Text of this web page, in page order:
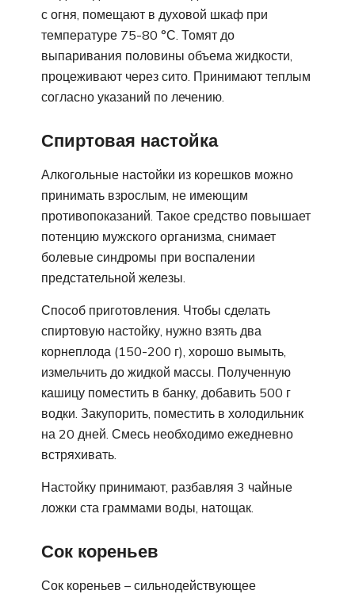
с огня, помещают в духовой шкаф при
температуре 75-80 °С. Томят до
выпаривания половины объема жидкости,
процеживают через сито. Принимают теплым
согласно указаний по лечению.
Спиртовая настойка
Алкогольные настойки из корешков можно
принимать взрослым, не имеющим
противопоказаний. Такое средство повышает
потенцию мужского организма, снимает
болевые синдромы при воспалении
предстательной железы.
Способ приготовления. Чтобы сделать
спиртовую настойку, нужно взять два
корнеплода (150-200 г), хорошо вымыть,
измельчить до жидкой массы. Полученную
кашицу поместить в банку, добавить 500 г
водки. Закупорить, поместить в холодильник
на 20 дней. Смесь необходимо ежедневно
встряхивать.
Настойку принимают, разбавляя 3 чайные
ложки ста граммами воды, натощак.
Сок кореньев
Сок кореньев – сильнодействующее